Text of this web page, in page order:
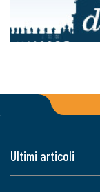
Ultimi articoli